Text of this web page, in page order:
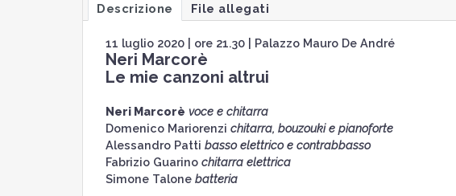
Descrizione File allegati
11 luglio 2020 | ore 21.30 | Palazzo Mauro De André
Neri Marcorè
Le mie canzoni altrui
Neri Marcorè voce e chitarra
Domenico Mariorenzi chitarra, bouzouki e pianoforte
Alessandro Patti basso elettrico e contrabbasso
Fabrizio Guarino chitarra elettrica
Simone Talone batteria